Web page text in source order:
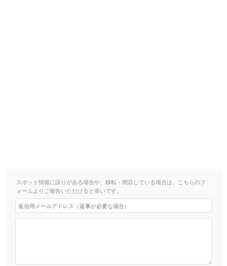
スポット情報に誤りがある場合や、移転・閉店している場合は、こちらのフ
ォームよりご報告いただけると幸いです。